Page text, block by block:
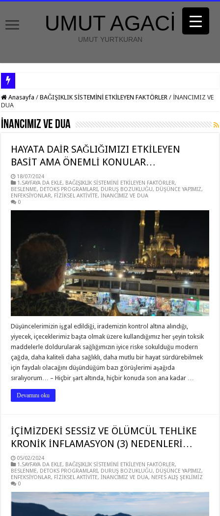
UMUT AGACİ
UMUT YURTKURAN
Anasayfa / BAĞIŞIKLIK SİSTEMİNİ ETKİLEYEN FAKTÖRLER / İNANCIMIZ VE
DUA
İNANCIMIZ VE DUA
HAYATA DAİR SAĞLIĞIMIZI ETKİLEYEN
BASİT AMA ÖNEMLİ KONULAR…
18/07/2024
1.SAYFAYA DA EKLE, BAĞIŞIKLIK SİSTEMİNİ ETKİLEYEN FAKTÖRLER,
BESLENME, DETOKS PROGRAMLARI, DURUŞ BOZUKLUĞU, DÜŞÜNCE YAPIMIZ,
ENFEKSİYONLAR, FİZİKSEL AKTİVİTE,İNANCIMIZ VE DUA
0
Düşüncelerimizin işgal edildiği, irademizin kontrol altına alındığı,
yiyecek, içeceklerimiz başta olmak üzere kullandığımız her şeyin toksik
maddelerle doldurularak sağlığımızın iyice riske sokulduğu modern
çağda, daha kaliteli daha sağlıklı, daha mutlu bir hayat sürdürebilmek
için faydalı olacağını düşündüğüm bazı görüşlerimi aşağıda
sıralıyorum… – Hiçbir şart altında, hiçbir konuda son ana kadar …
Devamını oku
İÇİMİZDEKİ SESSİZ VE ÖLÜMCÜL TEHLİKE
KRONİK İNFLAMASYON (3) NEDENLERİ…
05/02/2024
1.SAYFAYA DA EKLE, BAĞIŞIKLIK SİSTEMİNİ ETKİLEYEN FAKTÖRLER,
BESLENME, DETOKS PROGRAMLARI, DURUŞ BOZUKLUĞU, DÜŞÜNCE YAPIMIZ,
ENFEKSİYONLAR, FİZİKSEL AKTİVİTE,İNANCIMIZ VE DUA, NEFES ALIŞ ŞEKLİMİZ
0